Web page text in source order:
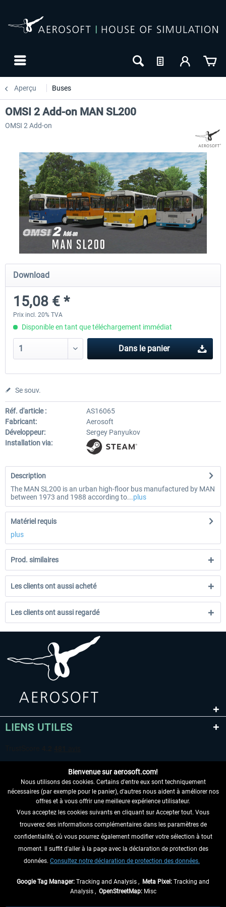
Aperçu Buses
OMSI 2 Add-on Valiant Citybus 7700
Hybrid
12,09 € *
OMSI 2 Add-on IVECO Bus
OMSI 2 Add-on MAN SL200
OMSI 2 Add-on
Download
15,08 € *
Prix incl. 20% TVA
Disponible en tant que téléchargement immédiat
Dans le panier
Se souv.
Réf. d'article :
AS16065
Fabricant:
Aerosoft
Développeur:
Sergey Panyukov
Installation via:
Description
The MAN SL200 is an urban high-floor bus manufactured by MAN
between 1973 and 1988 according to...plus
Matériel requis
plus
Prod. similaires
Les clients ont aussi acheté
Les clients ont aussi regardé
LIENS UTILES
RENONCER AU CONTRAT ICI
INFORMATIONS
NE MANQUEZ PAS LES DERNIÈRES
Bienvenue sur aerosoft.com!
Nous utilisons des cookies. Certains d'entre eux sont techniquement
nécessaires (par exemple pour le panier), d'autres nous aident à améliorer nos
offres et à vous offrir une meilleure expérience utilisateur.
Vous acceptez les cookies suivants en cliquant sur Accepter tout. Vous
trouverez des informations complémentaires dans les paramètres de
confidentialité, où vous pourrez également modifier votre sélection à tout
moment. Il suffit d'aller à la page avec la déclaration de protection des
données. Consultez notre déclaration de protection des données.
Google Tag Manager: Tracking and Analysis , Meta Pixel: Tracking and
Analysis , OpenStreetMap:Misc